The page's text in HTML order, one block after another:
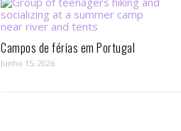
Campos de férias em Portugal
Junho 15, 2026